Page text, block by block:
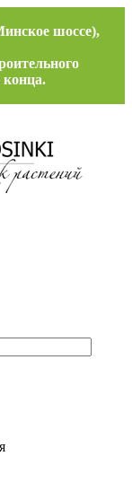
шоссе),